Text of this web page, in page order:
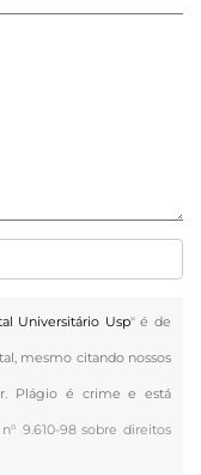
Universitário Usp" é de
mesmo citando nossos
Plágio é crime e está
n° 9.610-98 sobre direitos